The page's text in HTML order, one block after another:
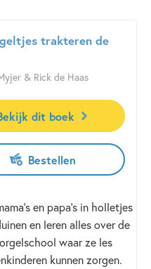
trakteren de
& Rick de Haas
dit boek
Bestellen
en papa’s in holletjes
en leren alles over de
waar ze les
kunnen zorgen.